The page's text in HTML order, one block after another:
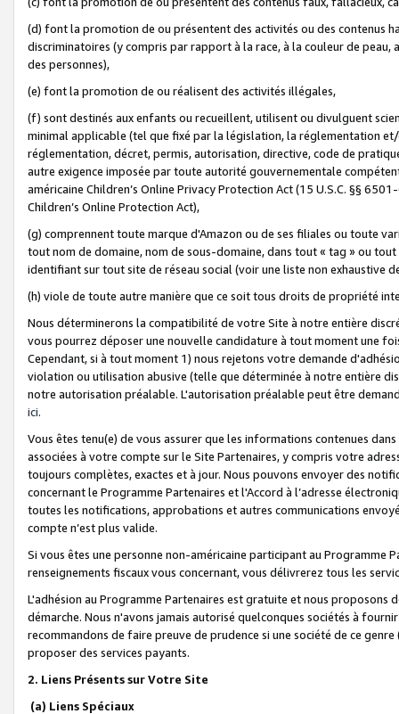
(d) font la promotion de ou présentent des activités ou des contenus
discriminatoires (y compris par rapport à la race, à la couleur de
des personnes),
(e) font la promotion de ou réalisent des activités illégales,
(f) sont destinés aux enfants ou recueillent, utilisent ou divulguent
minimal applicable (tel que fixé par la législation, la réglementation
réglementation, décret, permis, autorisation, directive, code de
autre exigence imposée par toute autorité gouvernementale
américaine Children’s Online Privacy Protection Act (15 U.S.C. §§
Children’s Online Protection Act),
(g) comprennent toute marque d'Amazon ou de ses filiales ou toute
tout nom de domaine, nom de sous-domaine, dans tout « tag » ou
identifiant sur tout site de réseau social (voir une liste non exhaustive
(h) viole de toute autre manière que ce soit tous droits de propriété
Nous déterminerons la compatibilité de votre Site à notre entière
vous pourrez déposer une nouvelle candidature à tout moment une
Cependant, si à tout moment 1) nous rejetons votre demande
violation ou utilisation abusive (telle que déterminée à notre entière
notre autorisation préalable. L'autorisation préalable peut être
ici.
Vous êtes tenu(e) de vous assurer que les informations contenues
associées à votre compte sur le Site Partenaires, y compris votre
toujours complètes, exactes et à jour. Nous pouvons envoyer des
concernant le Programme Partenaires et l'Accord à l’adresse
toutes les notifications, approbations et autres communications
compte n’est plus valide.
Si vous êtes une personne non-américaine participant au
renseignements fiscaux vous concernant, vous délivrerez tous les
L'adhésion au Programme Partenaires est gratuite et nous proposons
démarche. Nous n'avons jamais autorisé quelconques sociétés à
recommandons de faire preuve de prudence si une société de ce
proposer des services payants.
2. Liens Présents sur Votre Site
(a) Liens Spéciaux